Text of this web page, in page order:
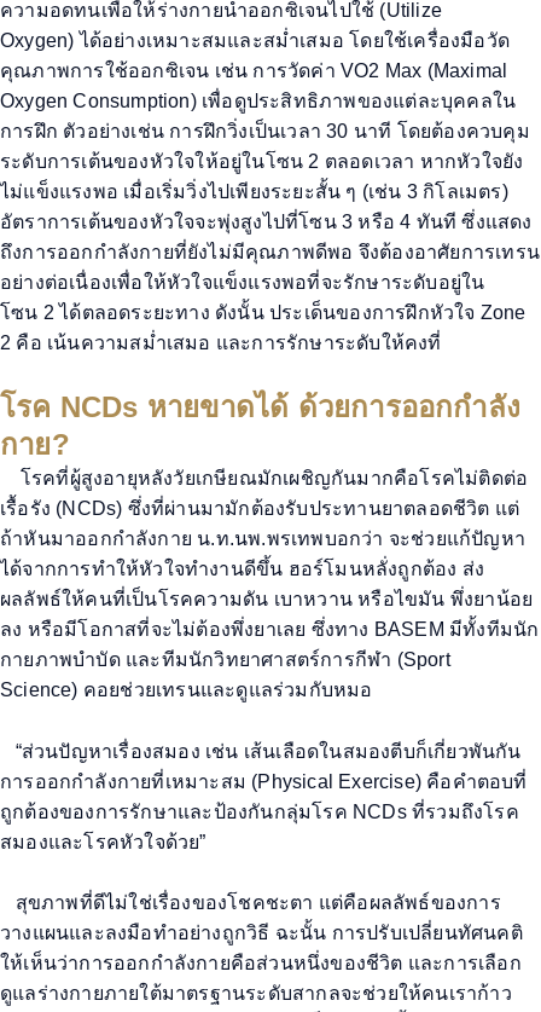
ความอดทนเพื่อให้ร่างกายนำออกซิเจนไปใช้ (Utilize
Oxygen)ได้อย่างเหมาะสมและสม่ำเสมอ โดยใช้เครื่องมือวัด
คุณภาพการใช้ออกซิเจน เช่น การวัดค่าVO2 Max (Maximal
Oxygen Consumption) เพื่อดูประสิทธิภาพของแต่ละบุคคลใน
การฝึก ตัวอย่างเช่น การฝึกวิ่งเป็นเวลา30 นาที โดยต้องควบคุม
ระดับการเต้นของหัวใจให้อยู่ในโซน 2 ตลอดเวลา หากหัวใจยัง
ไม่แข็งแรงพอ เมื่อเริ่มวิ่งไปเพียงระยะสั้น ๆ (เช่น 3 กิโลเมตร)
อัตราการเต้นของหัวใจจะพุ่งสูงไปที่โซน 3หรือ4 ทันที ซึ่งแสดง
ถึงการออกกำลังกายที่ยังไม่มีคุณภาพดีพอ จึงต้องอาศัยการเทรน
อย่างต่อเนื่องเพื่อให้หัวใจแข็งแรงพอที่จะรักษาระดับอยู่ใน
โซน 2ได้ตลอดระยะทาง ดังนั้น ประเด็นของการฝึกหัวใจ Zone
2 คือ เน้นความสม่ำเสมอ และการรักษาระดับให้คงที่
โรค NCDs หายขาดได้ ด้วยการออกกำลัง
กาย?
โรคที่ผู้สูงอายุหลังวัยเกษียณมักเผชิญกันมากคือโรคไม่ติดต่อ
เรื้อรัง (NCDs) ซึ่งที่ผ่านมามักต้องรับประทานยาตลอดชีวิต แต่
ถ้าหันมาออกกำลังกาย น.ท.นพ.พรเทพบอกว่า จะช่วยแก้ปัญหา
ได้จากการทำให้หัวใจทำงานดีขึ้น ฮอร์โมนหลั่งถูกต้อง ส่ง
ผลลัพธ์ให้คนที่เป็นโรคความดัน เบาหวาน หรือไขมัน พึ่งยาน้อย
ลง หรือมีโอกาสที่จะไม่ต้องพึ่งยาเลย ซึ่งทาง BASEM มีทั้งทีมนัก
กายภาพบำบัด และทีมนักวิทยาศาสตร์การกีฬา (Sport
Science) คอยช่วยเทรนและดูแลร่วมกับหมอ
“ส่วนปัญหาเรื่องสมอง เช่น เส้นเลือดในสมองตีบก็เกี่ยวพันกัน
การออกกำลังกายที่เหมาะสม (Physical Exercise) คือคำตอบที่
ถูกต้องของการรักษาและป้องกันกลุ่มโรค NCDs ที่รวมถึงโรค
สมองและโรคหัวใจด้วย”
สุขภาพที่ดีไม่ใช่เรื่องของโชคชะตา แต่คือผลลัพธ์ของการ
วางแผนและลงมือทำอย่างถูกวิธี ฉะนั้น การปรับเปลี่ยนทัศนคติ
ให้เห็นว่าการออกกำลังกายคือส่วนหนึ่งของชีวิต และการเลือก
ดูแลร่างกายภายใต้มาตรฐานระดับสากลจะช่วยให้คนเราก้าว